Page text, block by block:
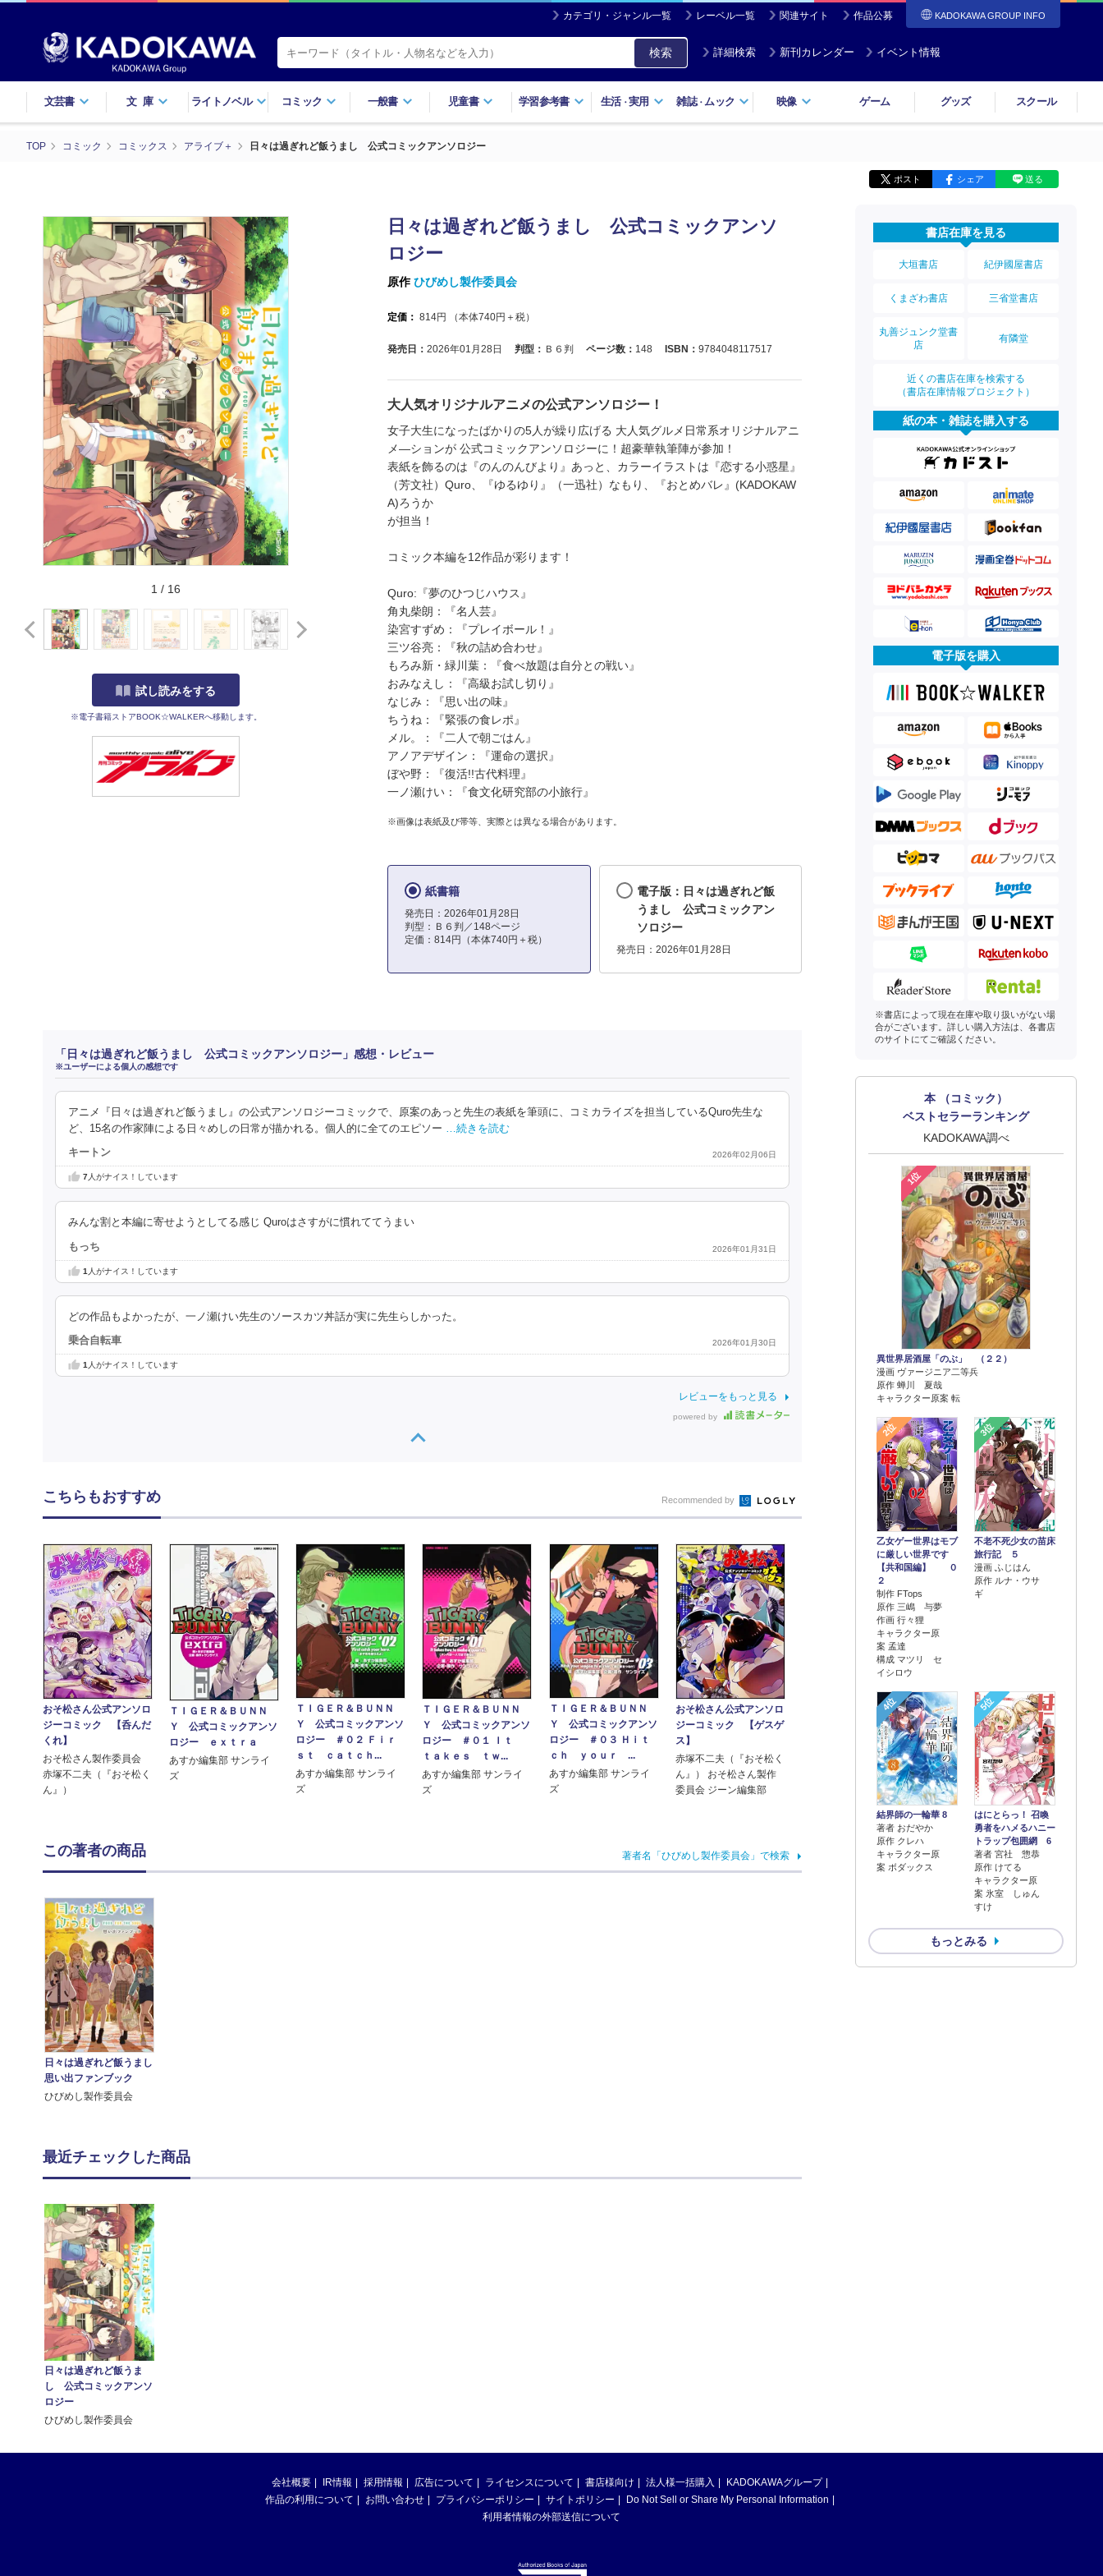
カテゴリ・ジャンル一覧 レーベル一覧 関連サイト 作品公募 KADOKAWA GROUP INFO
検索 詳細検索 新刊カレンダー イベント情報
文芸書 文庫 ライトノベル コミック 一般書 児童書 学習参考書 生活・実用 雑誌・ ムック 映像 ゲーム グッズ スクール
TOP コミック コミックス アライブ＋ 日々は過ぎれど飯うまし 公式コミックアンソロジー
ポスト シェア 送る
1 / 16
試し読みをする
※電子書籍ストアBOOK☆WALKERへ移動します。
日々は過ぎれど飯うまし 公式コミックアンソ
ロジー
原作ひびめし製作委員会
定価： 814円 （本体740円＋税）
発売日： 2026年01月28日 判型： Ｂ６判 ページ数： 148 ISBN： 9784048117517
大人気オリジナルアニメの公式アンソロジー！
女子大生になったばかりの5人が繰り広げる 大人気グルメ日常系オリジナルアニ
メ―ションが 公式コミックアンソロジーに！超豪華執筆陣が参加！
表紙を飾るのは『のんのんびより』あっと、カラーイラストは『恋する小惑星』
（芳文社）Quro、『ゆるゆり』（一迅社）なもり、『おとめバレ』(KADOKAW
A)ろうか
が担当！
コミック本編を12作品が彩ります！
Quro:『夢のひつじハウス』
角丸柴朗：『名人芸』
染宮すずめ：『プレイボール！』
三ツ谷亮：『秋の詰め合わせ』
もろみ新・緑川葉：『食べ放題は自分との戦い』
おみなえし：『高級お試し切り』
なじみ：『思い出の味』
ちうね：『緊張の食レポ』
メル。：『二人で朝ごはん』
アノアデザイン：『運命の選択』
ぼや野：『復活!!古代料理』
一ノ瀬けい：『食文化研究部の小旅行』
※画像は表紙及び帯等、実際とは異なる場合があります。
紙書籍
発売日：2026年01月28日
判型：Ｂ６判／148ページ
定価：814円（本体740円＋税）
電子版：日々は過ぎれど飯
うまし 公式コミックアン
ソロジー
発売日：2026年01月28日
「日々は過ぎれど飯うまし 公式コミックアンソロジー」感想・レビュー
※ユーザーによる個人の感想です
アニメ『日々は過ぎれど飯うまし』の公式アンソロジーコミックで、原案のあっと先生の表紙を筆頭に、コミカライズを担当しているQuro先生な
ど、15名の作家陣による日々めしの日常が描かれる。個人的に全てのエピソー
…続きを読む
キートン 2026年02月06日
7人がナイス！しています
みんな割と本編に寄せようとしてる感じ Quroはさすがに慣れててうまい
もっち 2026年01月31日
1 人がナイス！しています
どの作品もよかったが、一ノ瀬けい先生のソースカツ丼話が実に先生らしかった。
乗合自転車 2026年01月30日
1人がナイス！しています
レビューをもっと見る
powered by
書店在庫を見る
大垣書店 紀伊國屋書店
くまざわ書店 三省堂書店
丸善ジュンク堂書
店
有隣堂
近くの書店在庫を検索する
（書店在庫情報プロジェクト）
紙の本・雑誌を購入する
電子版を購入
※書店によって現在在庫や取り扱いがない場
合がございます。詳しい購入方法は、各書店
のサイトにてご確認ください。
本 （コミック）
ベストセラーランキング
KADOKAWA調べ
1位
異世界居酒屋「のぶ」 （２２）
漫画 ヴァージニア二等兵
原作 蝉川 夏哉
キャラクター原案 転
2位
乙女ゲー世界はモブ
に厳しい世界です
【共和国編】 ０
２
制作 FTops
原作 三嶋 与夢
作画 行々狸
キャラクター原
案 孟達
構成 マツリ セ
イシロウ
3位
不老不死少女の苗床
旅行記 ５
漫画 ふじはん
原作 ルナ・ウサ
ギ
4位
結界師の一輪華 8
著者 おだやか
原作 クレハ
キャラクター原
案 ボダックス
5位
はにとらっ！ 召喚
勇者をハメるハニー
トラップ包囲網 6
著者 宮社 惣恭
原作 けてる
キャラクター原
案 氷室 しゅん
すけ
もっとみる
こちらもおすすめ Recommended by
おそ松さん公式アンソロ
ジーコミック 【呑んだ
くれ】
おそ松さん製作委員会
赤塚不二夫（『おそ松く
ん』）
ＴＩＧＥＲ＆ＢＵＮＮ
Ｙ 公式コミックアンソ
ロジー ｅｘｔｒａ
あすか編集部 サンライ
ズ
ＴＩＧＥＲ＆ＢＵＮＮ
Ｙ 公式コミックアンソ
ロジー ＃０２ Ｆｉｒ
ｓｔ ｃａｔｃｈ...
あすか編集部 サンライ
ズ
ＴＩＧＥＲ＆ＢＵＮＮ
Ｙ 公式コミックアンソ
ロジー ＃０１ Ｉｔ
ｔａｋｅｓ ｔｗ...
あすか編集部 サンライ
ズ
ＴＩＧＥＲ＆ＢＵＮＮ
Ｙ 公式コミックアンソ
ロジー ＃０３ Ｈｉｔ
ｃｈ ｙｏｕｒ ...
あすか編集部 サンライ
ズ
おそ松さん公式アンソロ
ジーコミック 【ゲスゲ
ス】
赤塚不二夫（『おそ松く
ん』） おそ松さん製作
委員会 ジーン編集部
この著者の商品 著者名「ひびめし製作委員会」で検索
日々は過ぎれど飯うまし
思い出ファンブック
ひびめし製作委員会
最近チェックした商品
日々は過ぎれど飯うま
し 公式コミックアンソ
ロジー
ひびめし製作委員会
会社概要 IR情報 採用情報 広告について ライセンスについて 書店様向け 法人様一括購入
KADOKAWAグループ
作品の利用について
お問い合わせ プライバシーポリシー サイトポリシー
Do Not Sell or Share My Personal Information
利用者情報の外部送信について